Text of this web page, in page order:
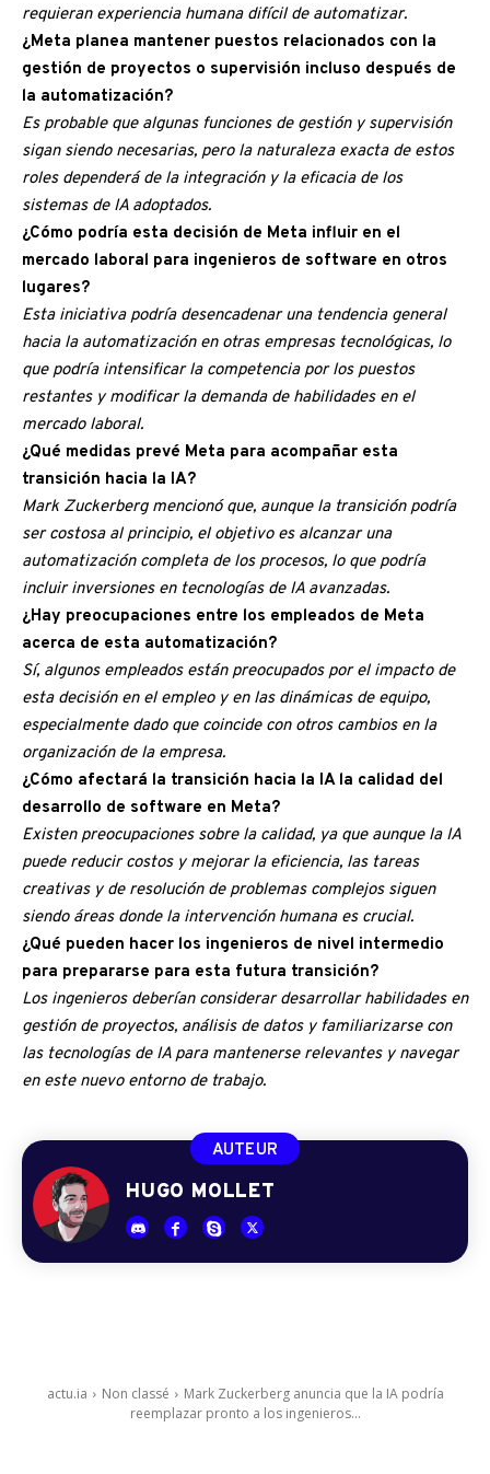
requieran experiencia humana difícil de automatizar.
¿Meta planea mantener puestos relacionados con la
gestión de proyectos o supervisión incluso después de
la automatización?
Es probable que algunas funciones de gestión y supervisión
sigan siendo necesarias, pero la naturaleza exacta de estos
roles dependerá de la integración y la eficacia de los
sistemas de IA adoptados.
¿Cómo podría esta decisión de Meta influir en el
mercado laboral para ingenieros de software en otros
lugares?
Esta iniciativa podría desencadenar una tendencia general
hacia la automatización en otras empresas tecnológicas, lo
que podría intensificar la competencia por los puestos
restantes y modificar la demanda de habilidades en el
mercado laboral.
¿Qué medidas prevé Meta para acompañar esta
transición hacia la IA?
Mark Zuckerberg mencionó que, aunque la transición podría
ser costosa al principio, el objetivo es alcanzar una
automatización completa de los procesos, lo que podría
incluir inversiones en tecnologías de IA avanzadas.
¿Hay preocupaciones entre los empleados de Meta
acerca de esta automatización?
Sí, algunos empleados están preocupados por el impacto de
esta decisión en el empleo y en las dinámicas de equipo,
especialmente dado que coincide con otros cambios en la
organización de la empresa.
¿Cómo afectará la transición hacia la IA la calidad del
desarrollo de software en Meta?
Existen preocupaciones sobre la calidad, ya que aunque la IA
puede reducir costos y mejorar la eficiencia, las tareas
creativas y de resolución de problemas complejos siguen
siendo áreas donde la intervención humana es crucial.
¿Qué pueden hacer los ingenieros de nivel intermedio
para prepararse para esta futura transición?
Los ingenieros deberían considerar desarrollar habilidades en
gestión de proyectos, análisis de datos y familiarizarse con
las tecnologías de IA para mantenerse relevantes y navegar
en este nuevo entorno de trabajo.
AUTEUR
HUGO MOLLET
actu.ia Non classé
Mark Zuckerberg anuncia que la IA podría
reemplazar pronto a los ingenieros...